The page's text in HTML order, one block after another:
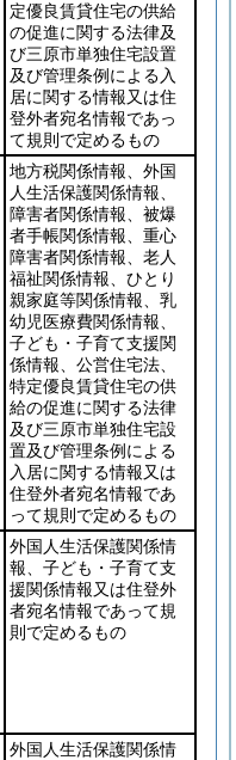
定優良賃貸住宅の供給
の促進に関する法律及
び三原市単独住宅設置
及び管理条例による入
居に関する情報又は住
登外者宛名情報であっ
て規則で定めるもの
地方税関係情報、外国
人生活保護関係情報、
障害者関係情報、被爆
者手帳関係情報、重心
障害者関係情報、老人
福祉関係情報、ひとり
親家庭等関係情報、乳
幼児医療費関係情報、
子ども・子育て支援関
係情報、公営住宅法、
特定優良賃貸住宅の供
給の促進に関する法律
及び三原市単独住宅設
置及び管理条例による
入居に関する情報又は
住登外者宛名情報であ
って規則で定めるもの
外国人生活保護関係情
報、子ども・子育て支
援関係情報又は住登外
者宛名情報であって規
則で定めるもの
外国人生活保護関係情